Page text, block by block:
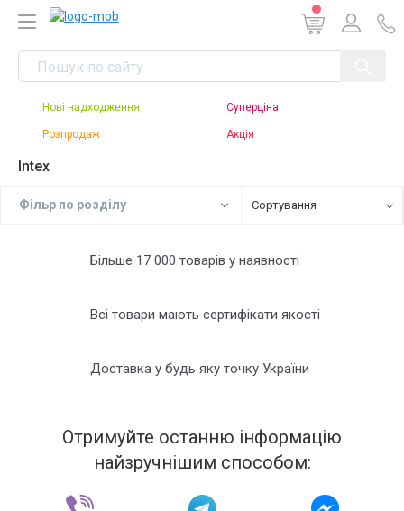
Нові надходження Суперціна
Розпродаж Акція
Intex
Фiльр по роздiлу Сортування
Більше 17 000 товарів у наявності
Всі товари мають сертифікати якості
Доставка у будь яку точку України
Отримуйте останню інформацію
найзручнішим способом: